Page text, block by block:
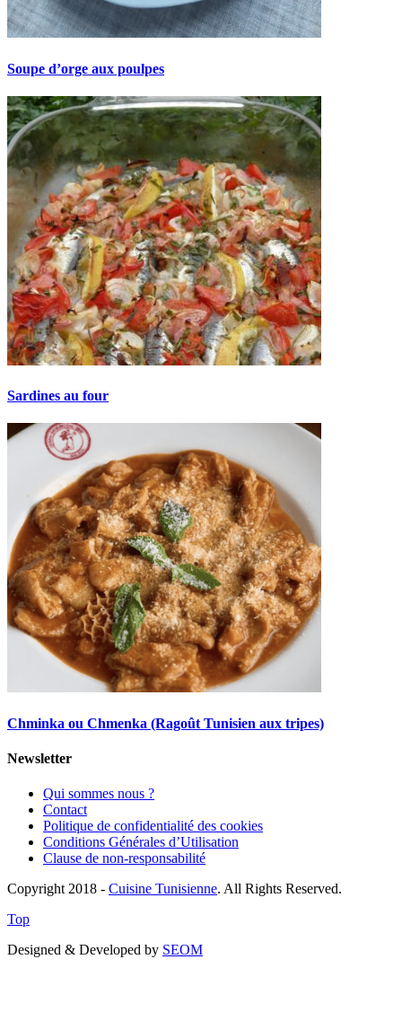
Soupe d’orge aux poulpes
Sardines au four
Chminka ou Chmenka (Ragoût Tunisien aux tripes)
Newsletter
Qui sommes nous ?
Contact
Politique de confidentialité des cookies
Conditions Générales d’Utilisation
Clause de non-responsabilité
Copyright 2018 - Cuisine Tunisienne. All Rights Reserved.
Top
Designed & Developed by SEOM